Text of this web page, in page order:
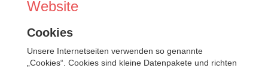
Website
Cookies
Unsere Internetseiten verwenden so genannte
„Cookies“. Cookies sind kleine Datenpakete und richten